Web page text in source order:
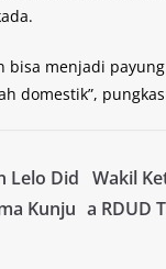
bisa menjadi
domestik”,
Lelo Did
Kunju
Wakil
a RDUD